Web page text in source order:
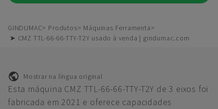
GINDUMAC Produtos
Máquinas Ferramenta
➤ CMZ TTL-66-66-TTY-T2Y usado à venda | gindumac.com
Mostrar na língua original
Esta máquina CMZ TTL-66-66-TTY-T2Y de 3 eixos foi
fabricada em 2021 e oferece capacidades